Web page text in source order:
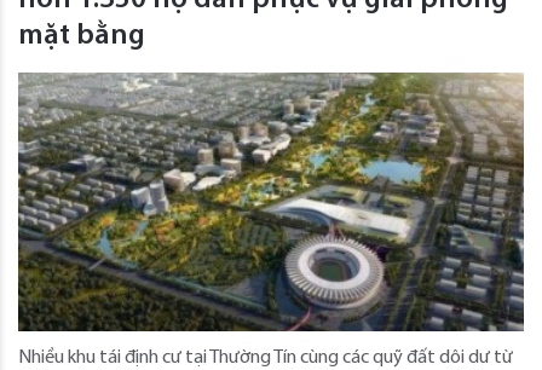
mặt bằng
Nhiều khu tái định cư tại Thường Tín cùng các quỹ đất dôi dư từ